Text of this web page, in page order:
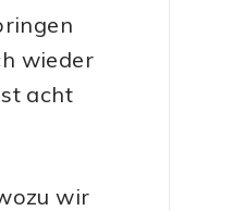
wieder
acht
wir